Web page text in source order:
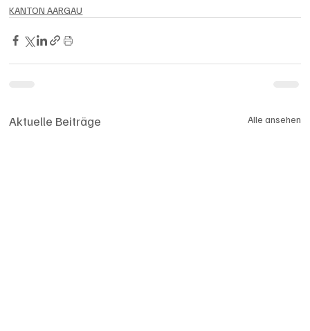
KANTON AARGAU
Aktuelle Beiträge Alle ansehen